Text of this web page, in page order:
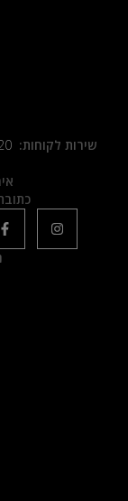
שירות לקוחות: